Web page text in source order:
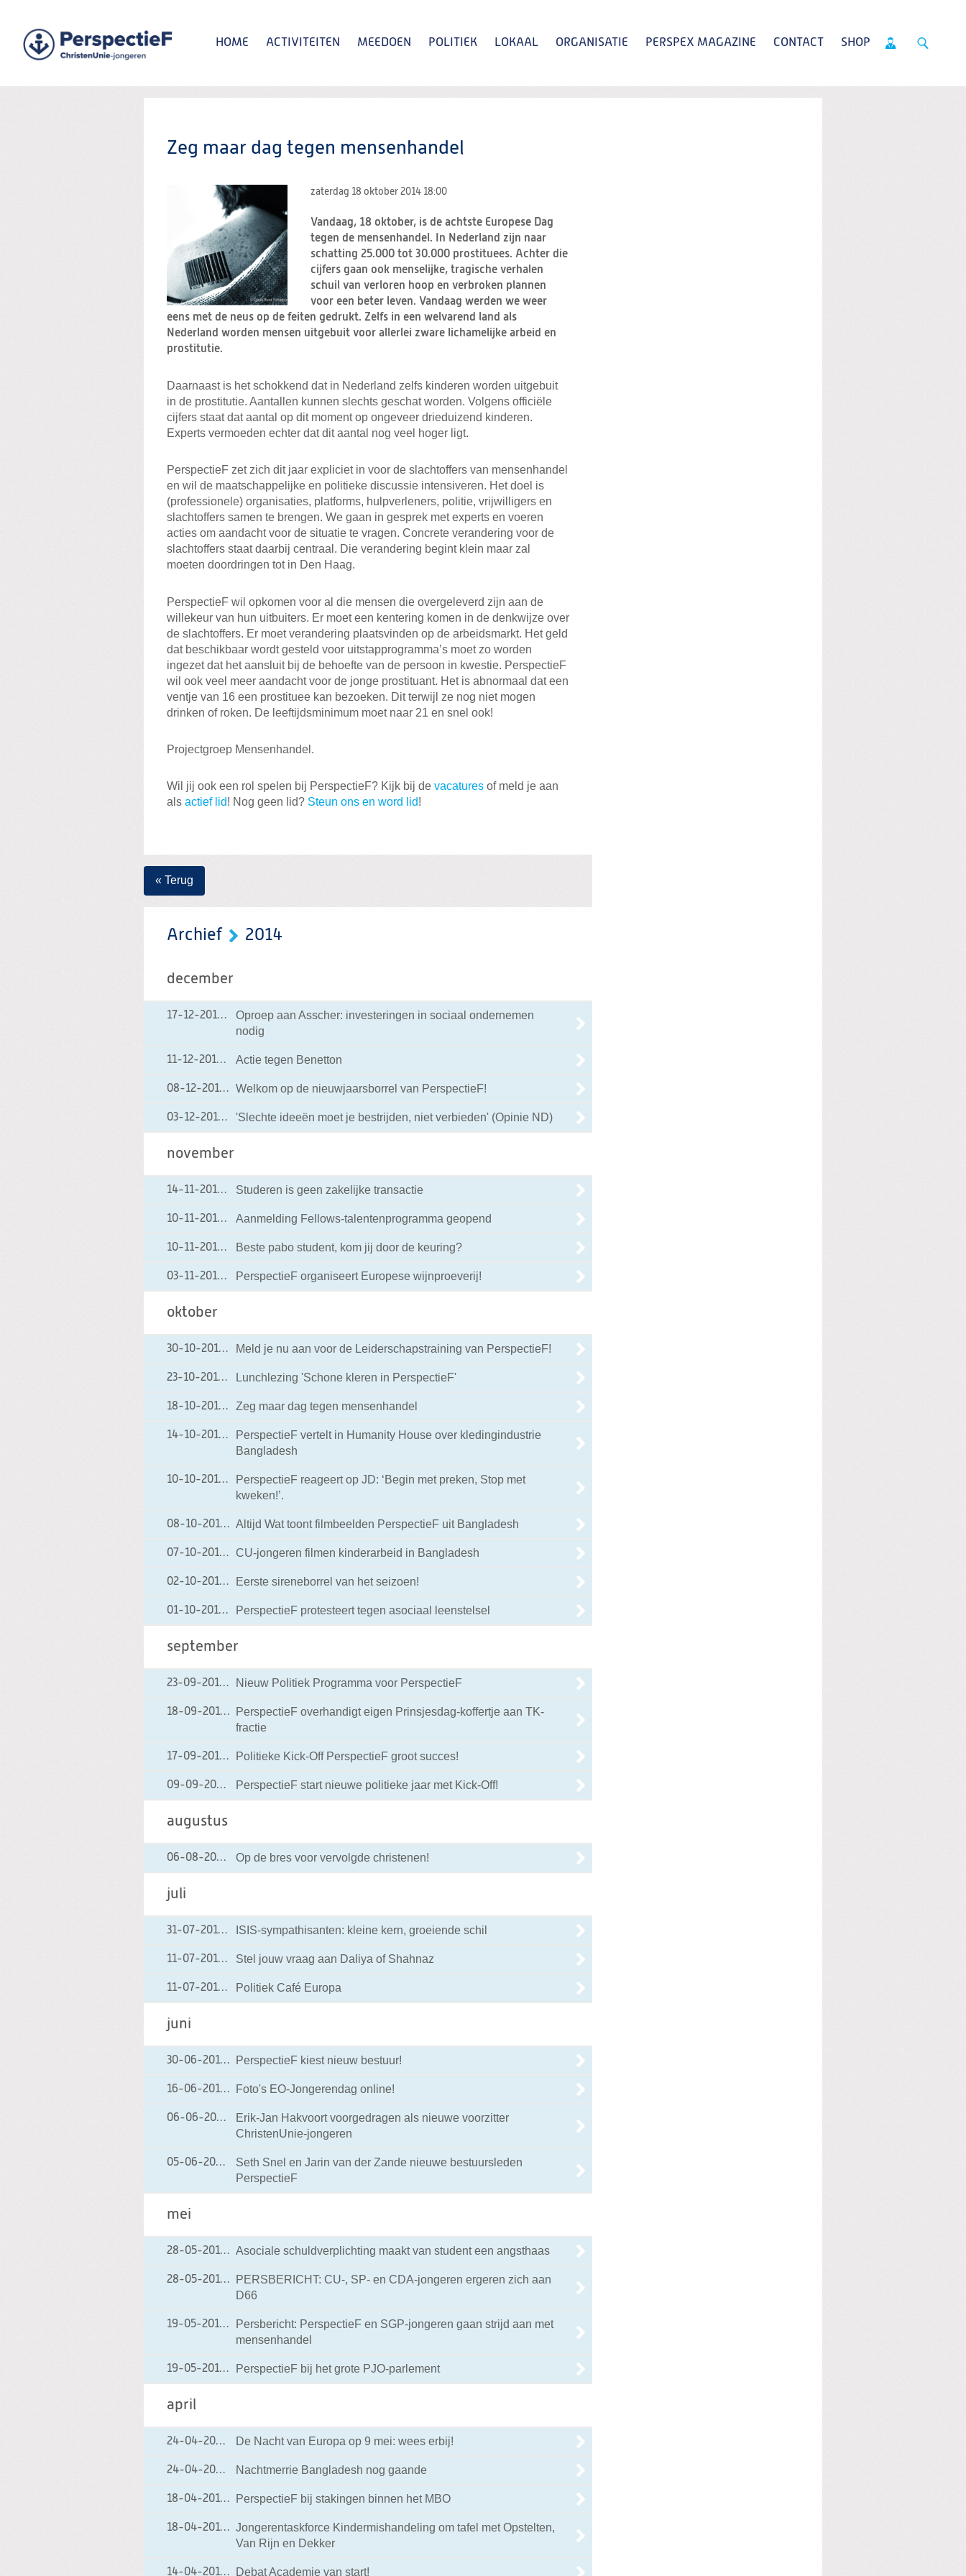
Spring
naar
HOME ACTIVITEITEN MEEDOEN POLITIEK LOKAAL ORGANISATIE PERSPEX MAGAZINE CONTACT SHOP
Zeg maar dag tegen mensenhandel
zaterdag 18 oktober 2014 18:00
Vandaag, 18 oktober, is de achtste Europese Dag
tegen de mensenhandel. In Nederland zijn naar
schatting 25.000 tot 30.000 prostituees. Achter die
cijfers gaan ook menselijke, tragische verhalen
schuil van verloren hoop en verbroken plannen
voor een beter leven. Vandaag werden we weer
eens met de neus op de feiten gedrukt. Zelfs in een welvarend land als
Nederland worden mensen uitgebuit voor allerlei zware lichamelijke arbeid en
prostitutie.
Daarnaast is het schokkend dat in Nederland zelfs kinderen worden uitgebuit
in de prostitutie. Aantallen kunnen slechts geschat worden. Volgens officiële
cijfers staat dat aantal op dit moment op ongeveer drieduizend kinderen.
Experts vermoeden echter dat dit aantal nog veel hoger ligt.
PerspectieF zet zich dit jaar expliciet in voor de slachtoffers van mensenhandel
en wil de maatschappelijke en politieke discussie intensiveren. Het doel is
(professionele) organisaties, platforms, hulpverleners, politie, vrijwilligers en
slachtoffers samen te brengen. We gaan in gesprek met experts en voeren
acties om aandacht voor de situatie te vragen. Concrete verandering voor de
slachtoffers staat daarbij centraal. Die verandering begint klein maar zal
moeten doordringen tot in Den Haag.
PerspectieF wil opkomen voor al die mensen die overgeleverd zijn aan de
willekeur van hun uitbuiters. Er moet een kentering komen in de denkwijze over
de slachtoffers. Er moet verandering plaatsvinden op de arbeidsmarkt. Het geld
dat beschikbaar wordt gesteld voor uitstapprogramma’s moet zo worden
ingezet dat het aansluit bij de behoefte van de persoon in kwestie. PerspectieF
wil ook veel meer aandacht voor de jonge prostituant. Het is abnormaal dat een
ventje van 16 een prostituee kan bezoeken. Dit terwijl ze nog niet mogen
drinken of roken. De leeftijdsminimum moet naar 21 en snel ook!
Projectgroep Mensenhandel.
Wil jij ook een rol spelen bij PerspectieF? Kijk bij de vacatures of meld je aan
als actief lid! Nog geen lid? Steun ons en word lid!
« Terug
Archief 2014
december
17-12-201417-12-2014 15:14
Oproep aan Asscher: investeringen in sociaal ondernemen
nodig
11-12-201411-12-2014 12:50
Actie tegen Benetton
08-12-201408-12-2014 12:15
Welkom op de nieuwjaarsborrel van PerspectieF!
03-12-201403-12-2014 10:37
'Slechte ideeën moet je bestrijden, niet verbieden' (Opinie ND)
november
14-11-201414-11-2014 11:08
Studeren is geen zakelijke transactie
10-11-201410-11-2014 14:57
Aanmelding Fellows-talentenprogramma geopend
10-11-201410-11-2014 10:59
Beste pabo student, kom jij door de keuring?
03-11-201403-11-2014 12:52
PerspectieF organiseert Europese wijnproeverij!
oktober
30-10-201430-10-2014 16:03
Meld je nu aan voor de Leiderschapstraining van PerspectieF!
23-10-201423-10-2014 23:06
Lunchlezing 'Schone kleren in PerspectieF'
18-10-201418-10-2014 18:00
Zeg maar dag tegen mensenhandel
14-10-201414-10-2014 12:56
PerspectieF vertelt in Humanity House over kledingindustrie
Bangladesh
10-10-201410-10-2014 11:51
PerspectieF reageert op JD: ‘Begin met preken, Stop met
kweken!’.
08-10-201408-10-2014 09:02
Altijd Wat toont filmbeelden PerspectieF uit Bangladesh
07-10-201407-10-2014 15:03
CU-jongeren filmen kinderarbeid in Bangladesh
02-10-201402-10-2014 11:47
Eerste sireneborrel van het seizoen!
01-10-201401-10-2014 17:11
PerspectieF protesteert tegen asociaal leenstelsel
september
23-09-201423-09-2014 13:45
Nieuw Politiek Programma voor PerspectieF
18-09-201418-09-2014 13:50
PerspectieF overhandigt eigen Prinsjesdag-koffertje aan TK-
fractie
17-09-201417-09-2014 16:57
Politieke Kick-Off PerspectieF groot succes!
09-09-2014 09-09-2014 15:09
PerspectieF start nieuwe politieke jaar met Kick-Off!
augustus
06-08-2014 06-08-2014 10:31
Op de bres voor vervolgde christenen!
juli
31-07-201431-07-2014 18:03
ISIS-sympathisanten: kleine kern, groeiende schil
11-07-201411-07-2014 20:15
Stel jouw vraag aan Daliya of Shahnaz
11-07-201411-07-2014 11:13
Politiek Café Europa
juni
30-06-201430-06-2014 13:36
PerspectieF kiest nieuw bestuur!
16-06-201416-06-2014 23:32
Foto's EO-Jongerendag online!
06-06-2014 06-06-2014 02:13
Erik-Jan Hakvoort voorgedragen als nieuwe voorzitter
ChristenUnie-jongeren
05-06-2014 05-06-2014 13:05
Seth Snel en Jarin van der Zande nieuwe bestuursleden
PerspectieF
mei
28-05-201428-05-2014 10:15
Asociale schuldverplichting maakt van student een angsthaas
28-05-201428-05-2014 09:35
PERSBERICHT: CU-, SP- en CDA-jongeren ergeren zich aan
D66
19-05-201419-05-2014 16:00
Persbericht: PerspectieF en SGP-jongeren gaan strijd aan met
mensenhandel
19-05-201419-05-2014 08:35
PerspectieF bij het grote PJO-parlement
april
24-04-2014 24-04-2014 12:37
De Nacht van Europa op 9 mei: wees erbij!
24-04-2014 24-04-2014 10:58
Nachtmerrie Bangladesh nog gaande
18-04-201418-04-2014 16:29
PerspectieF bij stakingen binnen het MBO
18-04-201418-04-2014 12:47
Jongerentaskforce Kindermishandeling om tafel met Opstelten,
Van Rijn en Dekker
14-04-201414-04-2014 13:07
Debat Academie van start!